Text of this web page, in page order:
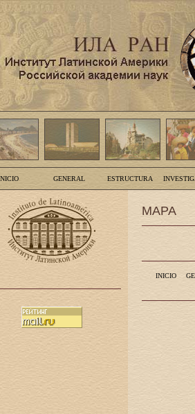
GENERAL ESTRUCTURA
MAPA
INICIO